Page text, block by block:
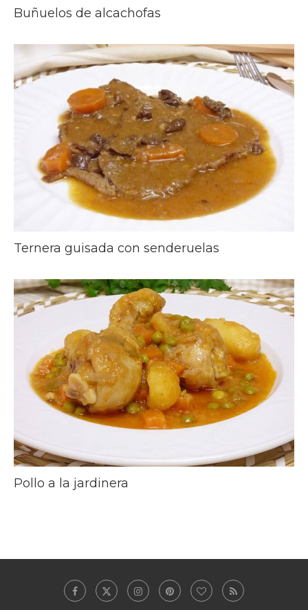
Buñuelos de alcachofas
Ternera guisada con senderuelas
Pollo a la jardinera